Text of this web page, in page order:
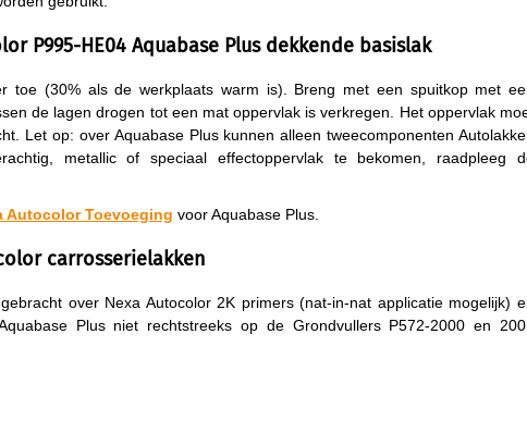
P995-HE04 Aquabase Plus dekkende basislak
toe (30% als de werkplaats warm is). Breng met een spuitkop met
de lagen drogen tot een mat oppervlak is verkregen. Het oppervlak
Let op: over Aquabase Plus kunnen alleen tweecomponenten
metallic of speciaal effectoppervlak te bekomen, raadpleeg
Autocolor Toevoeging voor Aquabase Plus.
carrosserielakken
over Nexa Autocolor 2K primers (nat-in-nat applicatie mogelijk)
Plus niet rechtstreeks op de Grondvullers P572-2000 en